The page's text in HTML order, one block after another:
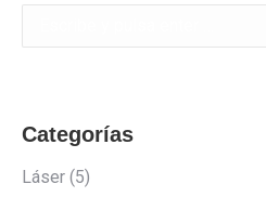
Categorías
Láser (5)